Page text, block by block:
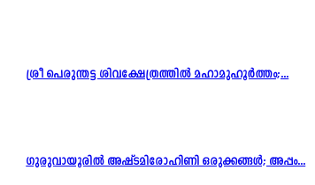
ശ്രീ പെരുന്തട്ട ശിവക്ഷേത്രത്തിൽ മഹാമുഹൂർത്തം;...
ഗുരുവായൂരിൽ അഷ്ടമിരോഹിണി ഒരുക്കങ്ങൾ; അപ്പം...